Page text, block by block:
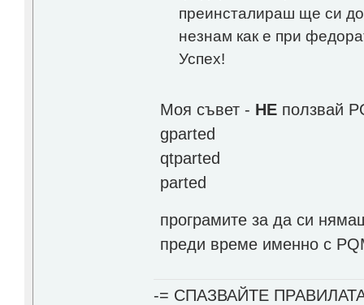
преинсталираш ще си
незнам как е при
Успех!
Моя съвет - НЕ ползвай
gparted
qtparted
parted
програмите за да си
преди време именно с
-= СПАЗВАЙТЕ